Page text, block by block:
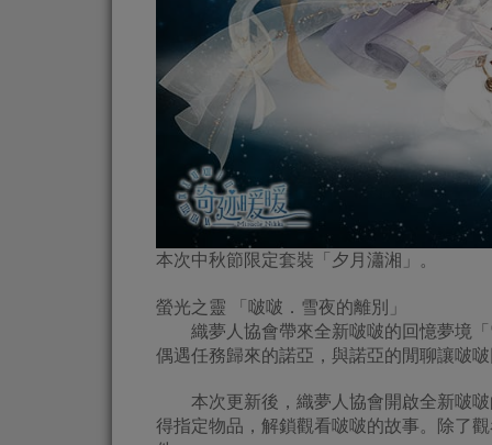
本次中秋節限定套裝「夕月瀟湘」。
螢光之靈 「啵啵．雪夜的離別」
織夢人協會帶來全新啵啵的回憶夢境「
偶遇任務歸來的諾亞，與諾亞的閒聊讓啵
本次更新後，織夢人協會開啟全新啵啵
得指定物品，解鎖觀看啵啵的故事。除了